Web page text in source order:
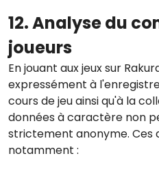
12. Analyse du
joueurs
En jouant aux jeux sur
expressément à
cours de jeu ainsi qu'à la
données à caractère non
strictement anonyme. Ces
notamment :